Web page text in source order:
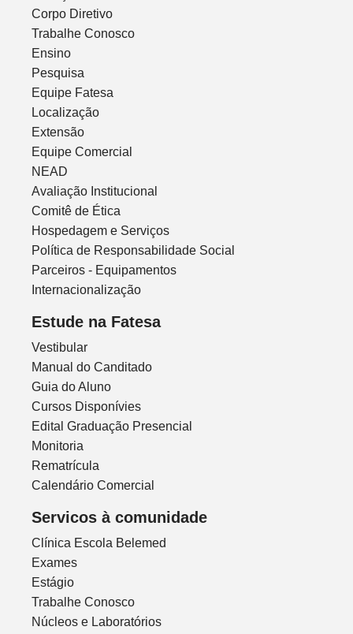
Corpo Diretivo
Trabalhe Conosco
Ensino
Pesquisa
Equipe Fatesa
Localização
Extensão
Equipe Comercial
NEAD
Avaliação Institucional
Comitê de Ética
Hospedagem e Serviços
Política de Responsabilidade Social
Parceiros - Equipamentos
Internacionalização
Estude na Fatesa
Vestibular
Manual do Canditado
Guia do Aluno
Cursos Disponívies
Edital Graduação Presencial
Monitoria
Rematrícula
Calendário Comercial
Servicos à comunidade
Clínica Escola Belemed
Exames
Estágio
Trabalhe Conosco
Núcleos e Laboratórios